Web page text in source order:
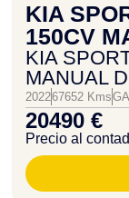
KIA
150CV
KIA
MANUAL
202267652 Kms
20490 €
Precio al